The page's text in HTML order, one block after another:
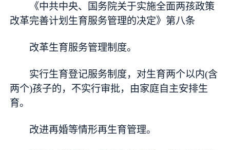
《中共中央、国务院关于实施全面两孩政策
改革完善计划生育服务管理的决定》第八条
改革生育服务管理制度。
实行生育登记服务制度，对生育两个以内(含
两个)孩子的，不实行审批，由家庭自主安排生
育。
改进再婚等情形再生育管理。